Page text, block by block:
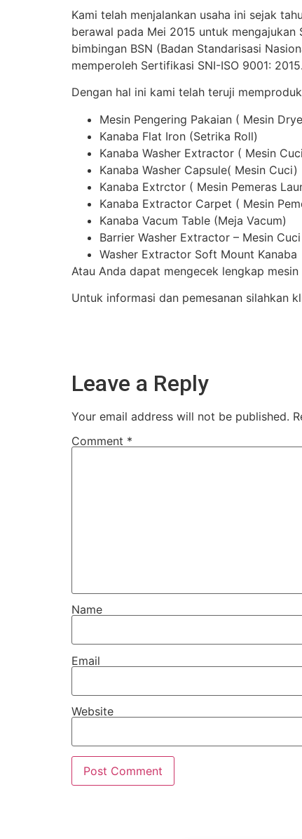
Kami telah menjalankan usaha ini sejak
berawal pada Mei 2015 untuk
bimbingan BSN (Badan Standarisasi
memperoleh Sertifikasi SNI-ISO 9001: 2015.
Dengan hal ini kami telah teruji
Mesin Pengering Pakaian ( Mesin
Kanaba Flat Iron (Setrika Roll)
Kanaba Washer Extractor ( Mesin
Kanaba Washer Capsule( Mesin Cuci)
Kanaba Extrctor ( Mesin Pemeras
Kanaba Extractor Carpet ( Mesin
Kanaba Vacum Table (Meja Vacum)
Barrier Washer Extractor – Mesin
Washer Extractor Soft Mount Kanaba
Atau Anda dapat mengecek lengkap
Untuk informasi dan pemesanan silahkan
Leave a Reply
Your email address will not be published.
Comment *
Name
Email
Website